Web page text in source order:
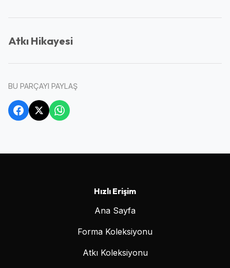
Atkı Hikayesi
BU PARÇAYI PAYLAŞ
Hızlı Erişim
Ana Sayfa
Forma Koleksiyonu
Atkı Koleksiyonu